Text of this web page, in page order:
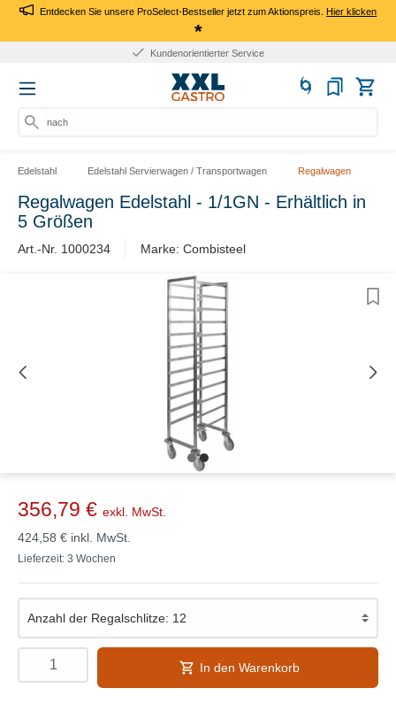
Entdecken Sie unsere ProSelect-Bestseller jetzt zum Aktionspreis.Hier klicken
*
Kundenorientierter Service
nach P
Edelstahl Edelstahl Servierwagen / Transportwagen Regalwagen
Regalwagen Edelstahl - 1/1GN - Erhältlich in
5 Größen
Art.-Nr. 1000234 Marke: Combisteel
356,79 € exkl. MwSt.
424,58 € inkl. MwSt.
Lieferzeit: 3 Wochen
In den Warenkorb